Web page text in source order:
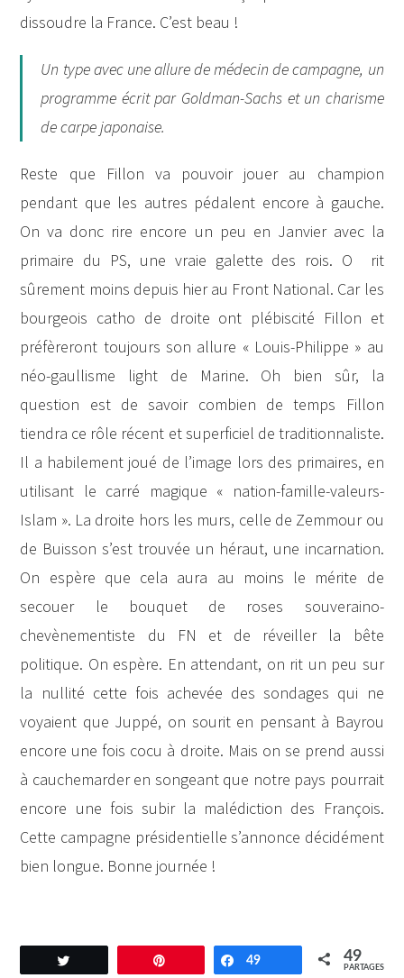
dissoudre la France. C’est beau !
Un type avec une allure de médecin de campagne, un
programme écrit par Goldman-Sachs et un charisme
de carpe japonaise.
Reste que Fillon va pouvoir jouer au champion
pendant que les autres pédalent encore à gauche.
On va donc rire encore un peu en Janvier avec la
primaire du PS, une vraie galette des rois. O rit
sûrement moins depuis hier au Front National. Car les
bourgeois catho de droite ont plébiscité Fillon et
préfèreront toujours son allure « Louis-Philippe » au
néo-gaullisme light de Marine. Oh bien sûr, la
question est de savoir combien de temps Fillon
tiendra ce rôle récent et superficiel de traditionnaliste.
Il a habilement joué de l’image lors des primaires, en
utilisant le carré magique « nation-famille-valeurs-
Islam ». La droite hors les murs, celle de Zemmour ou
de Buisson s’est trouvée un héraut, une incarnation.
On espère que cela aura au moins le mérite de
secouer le bouquet de roses souveraino-
chevènementiste du FN et de réveiller la bête
politique. On espère. En attendant, on rit un peu sur
la nullité cette fois achevée des sondages qui ne
voyaient que Juppé, on sourit en pensant à Bayrou
encore une fois cocu à droite. Mais on se prend aussi
à cauchemarder en songeant que notre pays pourrait
encore une fois subir la malédiction des François.
Cette campagne présidentielle s’annonce décidément
bien longue. Bonne journée !
Enregistrer Partagez
49 49
PARTAGES